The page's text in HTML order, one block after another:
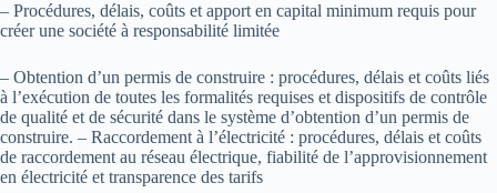
– Procédures, délais, coûts et apport en capital minimum requis pour
créer une société à responsabilité limitée
– Obtention d’un permis de construire : procédures, délais et coûts liés
à l’exécution de toutes les formalités requises et dispositifs de contrôle
de qualité et de sécurité dans le système d’obtention d’un permis de
construire. – Raccordement à l’électricité : procédures, délais et coûts
de raccordement au réseau électrique, fiabilité de l’approvisionnement
en électricité et transparence des tarifs